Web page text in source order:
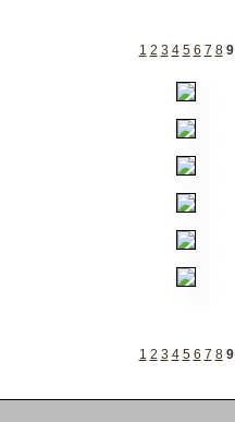
1 2 3 4 5 6 7 8 9
1 2 3 4 5 6 7 8 9